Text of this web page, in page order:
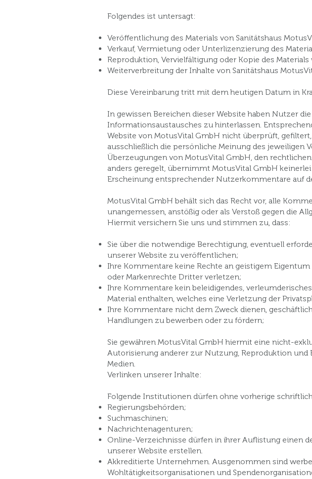
Folgendes ist untersagt:
Veröffentlichung des Materials von Sanitätshaus
Verkauf, Vermietung oder Unterlizenzierung des
Reproduktion, Vervielfältigung oder Kopie des
Weiterverbreitung der Inhalte von Sanitätshaus
Diese Vereinbarung tritt mit dem heutigen Datum in
In gewissen Bereichen dieser Website haben Nutzer
Informationsaustausches zu hinterlassen.
Website von MotusVital GmbH nicht überprüft,
ausschließlich die persönliche Meinung des jeweiligen
Überzeugungen von MotusVital GmbH, den
anders geregelt, übernimmt MotusVital GmbH
Erscheinung entsprechender Nutzerkommentare auf
MotusVital GmbH behält sich das Recht vor, alle
unangemessen, anstößig oder als Verstoß gegen die
Hiermit versichern Sie uns und stimmen zu, dass:
Sie über die notwendige Berechtigung, eventuell
unserer Website zu veröffentlichen;
Ihre Kommentare keine Rechte an geistigem
oder Markenrechte Dritter verletzen;
Ihre Kommentare kein beleidigendes,
Material enthalten, welches eine Verletzung der
Ihre Kommentare nicht dem Zweck dienen,
Handlungen zu bewerben oder zu fördern;
Sie gewähren MotusVital GmbH hiermit eine nicht-
Autorisierung anderer zur Nutzung, Reproduktion
Medien.
Verlinken unserer Inhalte:
Folgende Institutionen dürfen ohne vorherige
Regierungsbehörden;
Suchmaschinen;
Nachrichtenagenturen;
Online-Verzeichnisse dürfen in ihrer Auflistung einen
unserer Website erstellen.
Akkreditierte Unternehmen. Ausgenommen sind
Wohltätigkeitsorganisationen und